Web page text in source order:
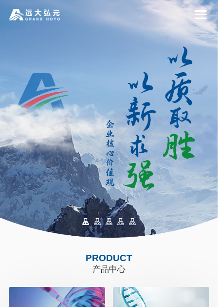
PRODUCT
产品中心